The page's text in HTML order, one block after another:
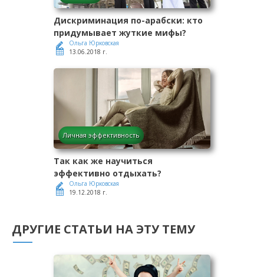
Дискриминация по-арабски: кто
придумывает жуткие мифы?
Ольга Юрковская
13.06.2018 г.
Личная эффективность
Так как же научиться
эффективно отдыхать?
Ольга Юрковская
19.12.2018 г.
ДРУГИЕ СТАТЬИ НА ЭТУ ТЕМУ